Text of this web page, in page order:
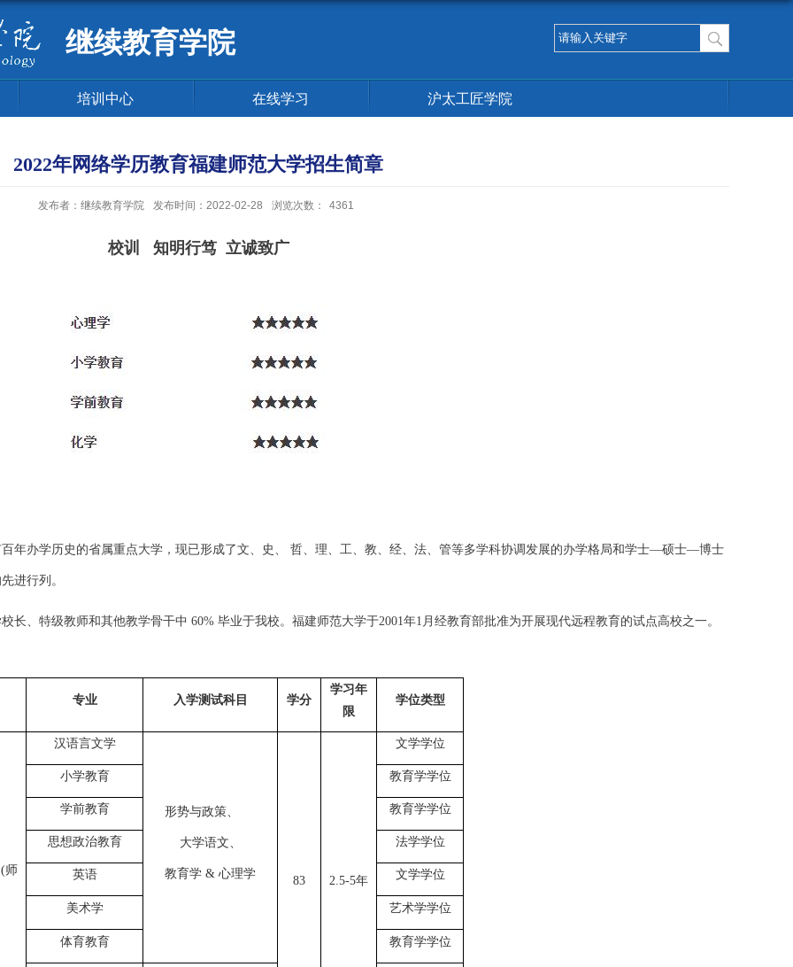
继续教育学院
培训中心 在线学习 沪太工匠学院
2022年网络学历教育福建师范大学招生简章
发布者：继续教育学院 发布时间：2022-02-28 浏览次数： 4361
校训 知明行笃 立诚致广
年办学历史的省属重点大学，现已形成了文、史、 哲、理、工、教、经、法、管等多学科协调发展的办学格局和学士—硕士—博士
进行列。
长、特级教师和其他教学骨干中 60% 毕业于我校。福建师范大学于2001年1 月经教育部批准为开展现代远程教育的试点高校之一。
专业 入学测试科目 学分
学习年
限
学位类型
(师
汉语言文学
形势与政策、
大学语文、
教育学 & 心理学
83 2.5-5年
文学学位
小学教育 教育学学位
学前教育 教育学学位
思想政治教育 法学学位
英语 文学学位
美术学 艺术学学位
体育教育 教育学学位